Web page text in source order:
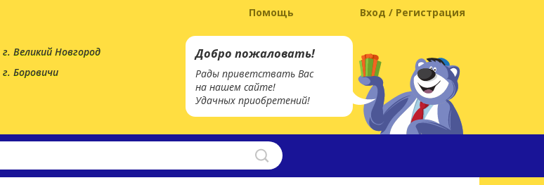
г. Великий Новгород
г. Боровичи
Добро пожаловать!
Рады приветствать Вас
на нашем сайте!
Удачных приобретений!
Вход / Регистрация
Помощь